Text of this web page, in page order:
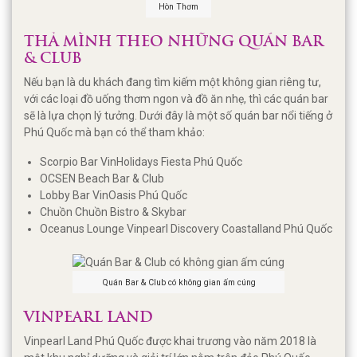
Hòn Thơm
THẢ MÌNH THEO NHỮNG QUÁN BAR
& CLUB
Nếu bạn là du khách đang tìm kiếm một không gian riêng tư,
với các loại đồ uống thơm ngon và đồ ăn nhẹ, thì các quán bar
sẽ là lựa chọn lý tưởng. Dưới đây là một số quán bar nổi tiếng ở
Phú Quốc mà bạn có thể tham khảo:
Scorpio Bar VinHolidays Fiesta Phú Quốc
OCSEN Beach Bar & Club
Lobby Bar VinOasis Phú Quốc
Chuồn Chuồn Bistro & Skybar
Oceanus Lounge Vinpearl Discovery Coastalland Phú Quốc
Quán Bar & Club có không gian ấm cúng
VINPEARL LAND
Vinpearl Land Phú Quốc được khai trương vào năm 2018 là